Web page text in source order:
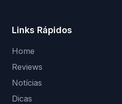
Links Rápidos
Home
Reviews
Notícias
Dicas